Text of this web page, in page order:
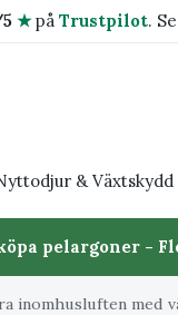
★på Trustpilot.
& Växtskydd
pelargoner -
inomhusluften med